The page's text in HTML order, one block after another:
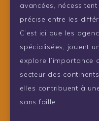
avancées,
précise entre les
C’est ici que les
spécialisées, jouent
explore l’importance
secteur des
elles contribuent à
sans faille.